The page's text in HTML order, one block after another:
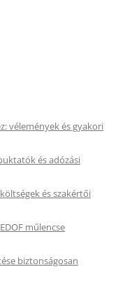
vélemények és gyakori
és adózási
és szakértői
műlencse
biztonságosan